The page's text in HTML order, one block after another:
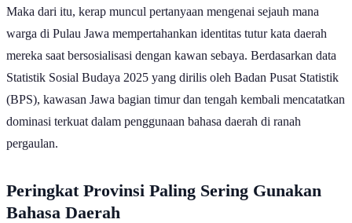
Maka dari itu, kerap muncul pertanyaan mengenai sejauh mana
warga di Pulau Jawa mempertahankan identitas tutur kata daerah
mereka saat bersosialisasi dengan kawan sebaya. Berdasarkan data
Statistik Sosial Budaya 2025 yang dirilis oleh Badan Pusat Statistik
(BPS), kawasan Jawa bagian timur dan tengah kembali mencatatkan
dominasi terkuat dalam penggunaan bahasa daerah di ranah
pergaulan.
Peringkat Provinsi Paling Sering Gunakan
Bahasa Daerah